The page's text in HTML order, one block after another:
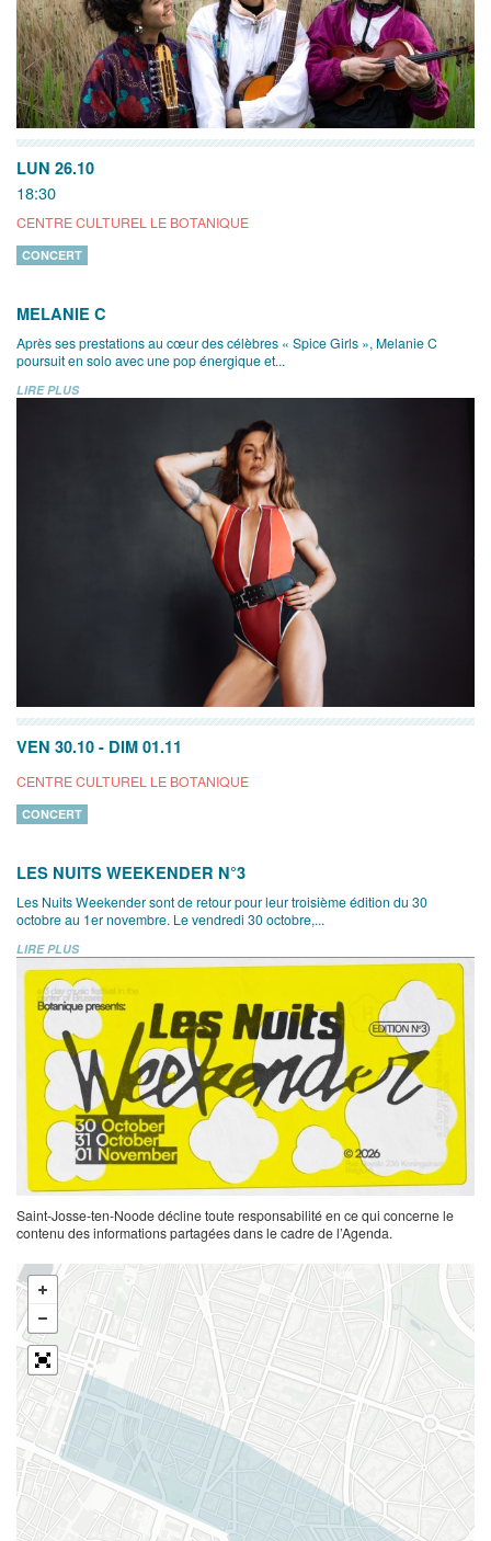
LUN 26.10
18:30
CENTRE CULTUREL LE BOTANIQUE
CONCERT
MELANIE C
Après ses prestations au cœur des célèbres « Spice Girls », Melanie C
poursuit en solo avec une pop énergique et...
LIRE PLUS
VEN 30.10 - DIM 01.11
CENTRE CULTUREL LE BOTANIQUE
CONCERT
LES NUITS WEEKENDER N°3
Les Nuits Weekender sont de retour pour leur troisième édition du 30
octobre au 1er novembre. Le vendredi 30 octobre,...
LIRE PLUS
Saint-Josse-ten-Noode décline toute responsabilité en ce qui concerne le
contenu des informations partagées dans le cadre de l’Agenda.